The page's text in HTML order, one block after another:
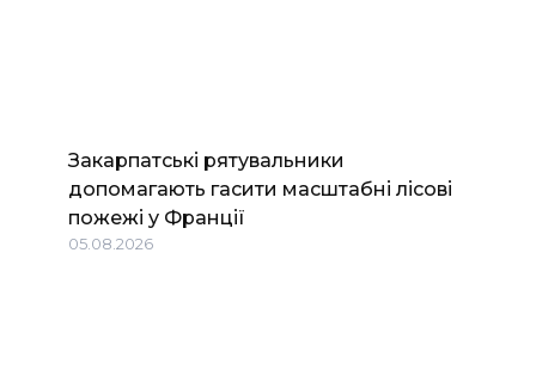
Закарпатські рятувальники
допомагають гасити масштабні лісові
пожежі у Франції
05.08.2026